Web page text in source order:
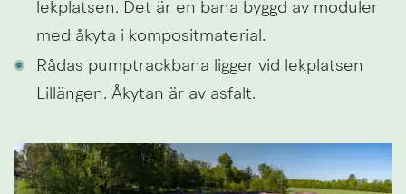
lekplatsen. Det är en bana byggd av moduler
med åkyta i kompositmaterial.
Rådas pumptrackbana ligger vid lekplatsen
Lillängen. Åkytan är av asfalt.